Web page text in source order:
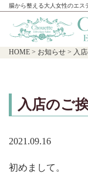
腸から整える大人女性のエス
HOME > お知らせ > 入
入店のご
2021.09.16
初めまして。